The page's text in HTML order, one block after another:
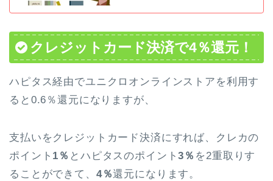
クレジットカード決済で4％還元！
ハピタス経由でユニクロオンラインストアを利用す
ると0.6％還元になりますが、
支払いをクレジットカード決済にすれば、クレカの
ポイント 1％ とハピタスのポイント3％ を2重取りす
ることができて、 4％還元になります。